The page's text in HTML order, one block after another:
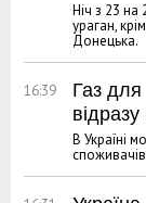
Ніч з 23 на
ураган,
Донецька.
16:39
Газ для
В Україні